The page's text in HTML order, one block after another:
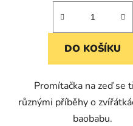
DO KOŠÍKU
Promítačka na zeď se
různými příběhy o
baobabu.